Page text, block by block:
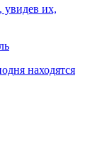
увидев их,
находятся